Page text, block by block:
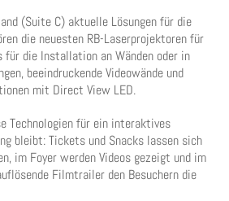
(Suite C) aktuelle Lösungen für die
die neuesten RB-Laserprojektoren für
für die Installation an Wänden oder in
beeindruckende Videowände und
mit Direct View LED.
Technologien für ein interaktives
bleibt: Tickets und Snacks lassen sich
im Foyer werden Videos gezeigt und im
Filmtrailer den Besuchern die